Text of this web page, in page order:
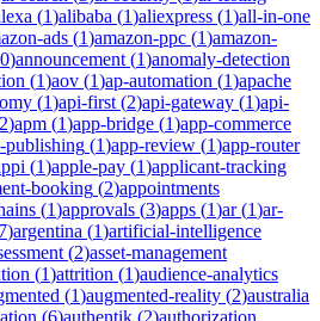
(1)alibaba (1)aliexpress (1)all-in-one
ads (1)amazon-ppc (1)amazon-
)announcement (1)anomaly-detection
(1)aov (1)ap-automation (1)apache
(1)api-first (2)api-gateway (1)api-
2)apm (1)app-bridge (1)app-commerce
publishing (1)app-review (1)app-router
(1)apple-pay (1)applicant-tracking
booking (2)appointments
(1)approvals (3)apps (1)ar(1)ar-
)argentina (1)artificial-intelligence
(2)asset-management
(1)attrition (1)audience-analytics
(1)augmented-reality (2)australia
(6)authentik (2)authorization